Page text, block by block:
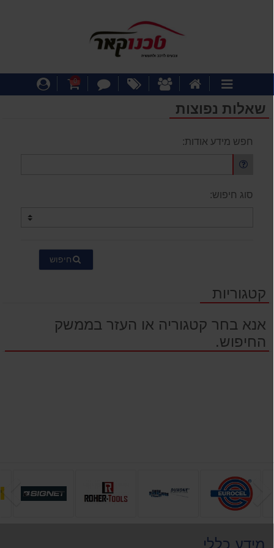
קטגוריותהבית
אודותינומבצעיםצור
עגלת
0
שאלות נפוצות
חפש מידע אודות:
סוג חיפוש:
חיפוש
קטגוריות
אנא בחר קטגוריה או העזר בממשק
החיפוש.
הקודם
מידע כללי